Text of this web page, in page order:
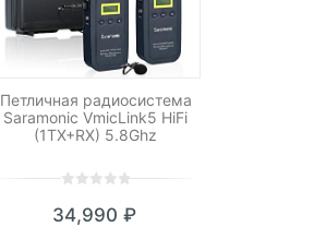
Петличная радиосистема
Saramonic VmicLink5 HiFi
(1TX+RX) 5.8Ghz
out
34,990₽